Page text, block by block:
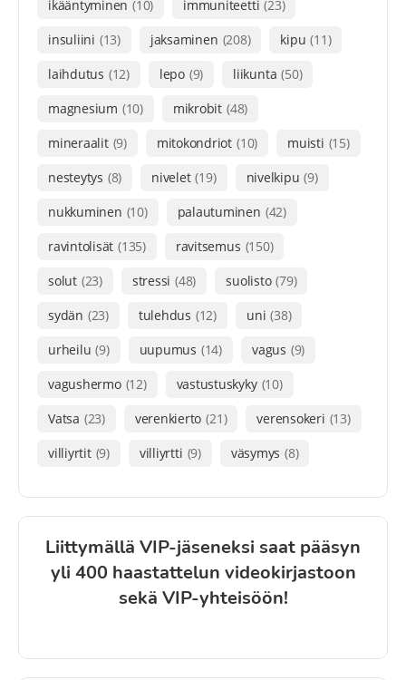
ikääntyminen (10) immuniteetti (23)
insuliini (13) jaksaminen (208) kipu (11)
laihdutus (12) lepo (9) liikunta (50)
magnesium (10) mikrobit (48)
mineraalit (9) mitokondriot (10) muisti (15)
nesteytys (8) nivelet (19) nivelkipu (9)
nukkuminen (10) palautuminen (42)
ravintolisät (135) ravitsemus (150)
solut (23) stressi (48) suolisto (79)
sydän (23) tulehdus (12) uni (38)
urheilu (9) uupumus (14) vagus (9)
vagushermo (12) vastustuskyky (10)
Vatsa (23) verenkierto (21) verensokeri (13)
villiyrtit (9) villiyrtti (9) väsymys (8)
Liittymällä VIP-jäseneksi saat pääsyn
yli 400 haastattelun videokirjastoon
sekä VIP-yhteisöön!